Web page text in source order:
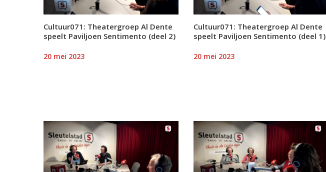
Cultuur071: Theatergroep Al Dente
speelt Paviljoen Sentimento (deel 2)
20 mei 2023
Cultuur071: Theatergroep Al Dente
speelt Paviljoen Sentimento (deel 1)
20 mei 2023